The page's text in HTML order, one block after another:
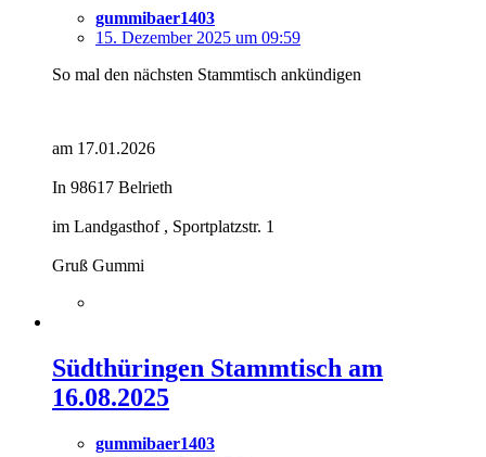
gummibaer1403
15. Dezember 2025 um 09:59
So mal den nächsten Stammtisch ankündigen
am 17.01.2026
In 98617 Belrieth
im Landgasthof , Sportplatzstr. 1
Gruß Gummi
Südthüringen Stammtisch am
16.08.2025
gummibaer1403